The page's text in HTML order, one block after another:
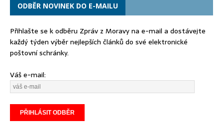
ODBĚR NOVINEK DO E-MAILU
Přihlašte se k odběru Zpráv z Moravy na e-mail a dostávejte
každý týden výběr nejlepších článků do své elektronické
poštovní schránky.
Váš e-mail: